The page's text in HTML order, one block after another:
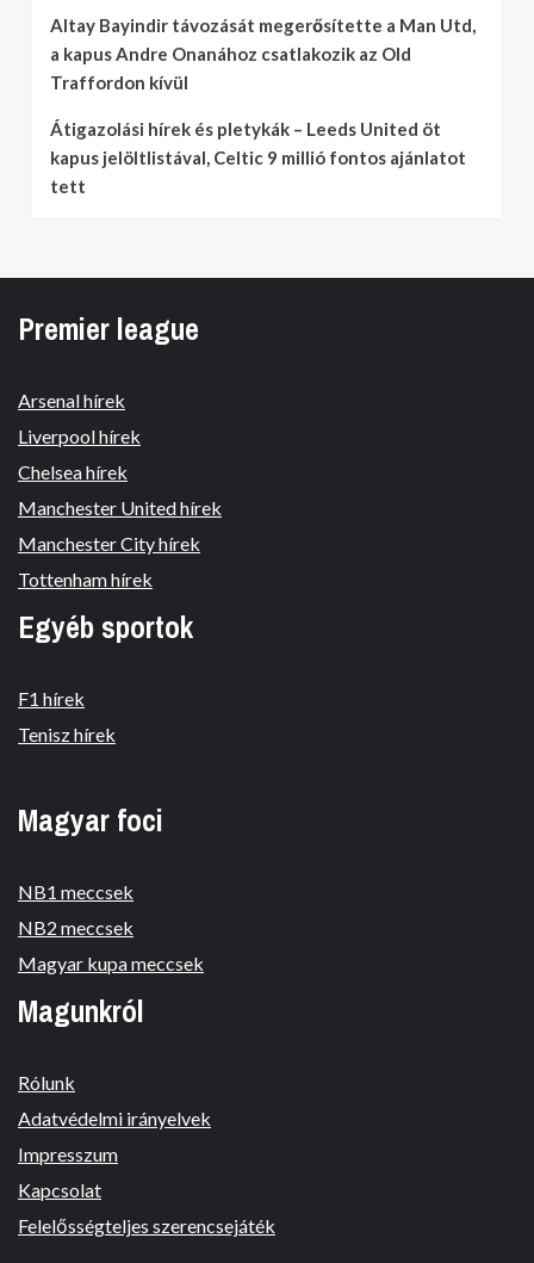
Altay Bayindir távozását megerősítette a Man Utd,
a kapus Andre Onanához csatlakozik az Old
Traffordon kívül
Átigazolási hírek és pletykák – Leeds United öt
kapus jelöltlistával, Celtic 9 millió fontos ajánlatot
tett
Premier league
Arsenal hírek
Liverpool hírek
Chelsea hírek
Manchester United hírek
Manchester City hírek
Tottenham hírek
Egyéb sportok
F1 hírek
Tenisz hírek
Magyar foci
NB1 meccsek
NB2 meccsek
Magyar kupa meccsek
Magunkról
Rólunk
Adatvédelmi irányelvek
Impresszum
Kapcsolat
Felelősségteljes szerencsejáték